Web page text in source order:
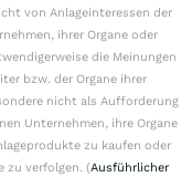
von Anlageinteressen der
ihrer Organe oder
die Meinungen
bzw. der Organe ihrer
nicht als Aufforderung
Unternehmen, ihre Organe
zu kaufen oder
zu verfolgen. (Ausführlicher